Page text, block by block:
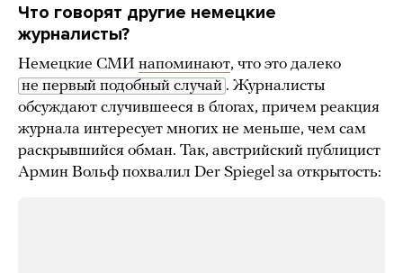
Что говорят другие немецкие
журналисты?
Немецкие СМИ напоминают, что это далеко
не первый подобный случай . Журналисты
обсуждают случившееся в блогах, причем реакция
журнала интересует многих не меньше, чем сам
раскрывшийся обман. Так, австрийский публицист
Армин Вольф похвалил Der Spiegel за открытость: